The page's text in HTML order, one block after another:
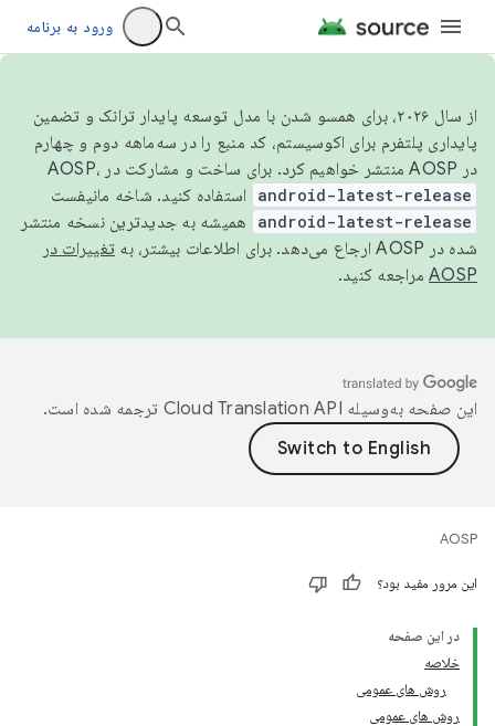
ورود به برنامه
از سال ۲۰۲۶، برای همسو شدن با مدل توسعه پایدار ترانک و تضمین
پایداری پلتفرم برای اکوسیستم، کد منبع را در سه‌ماهه دوم و چهارم
در AOSP منتشر خواهیم کرد. برای ساخت و مشارکت در AOSP،
android-latest-release استفاده کنید. شاخه مانیفست
android-latest-release
همیشه به جدیدترین نسخه منتشر
شده در AOSP ارجاع می‌دهد. برای اطلاعات بیشتر، به
تغییرات در
AOSP مراجعه کنید.
این صفحه به‌وسیله ترجمه شده است.
AOSP
این مرور مفید بود؟
در این صفحه
خلاصه
روش های عمومی
روش های عمومی